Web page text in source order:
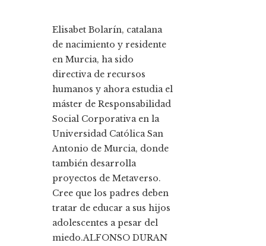
Elisabet Bolarín, catalana
de nacimiento y residente
en Murcia, ha sido
directiva de recursos
humanos y ahora estudia el
máster de Responsabilidad
Social Corporativa en la
Universidad Católica San
Antonio de Murcia, donde
también desarrolla
proyectos de Metaverso.
Cree que los padres deben
tratar de educar a sus hijos
adolescentes a pesar del
miedo.ALFONSO DURAN